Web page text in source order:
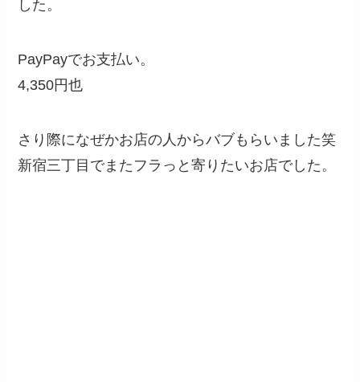
した。
PayPayでお支払い。
4,350円也
さり際になぜかお店の人からバブもらいました笑
新宿三丁目でまたフラっと寄りたいお店でした。